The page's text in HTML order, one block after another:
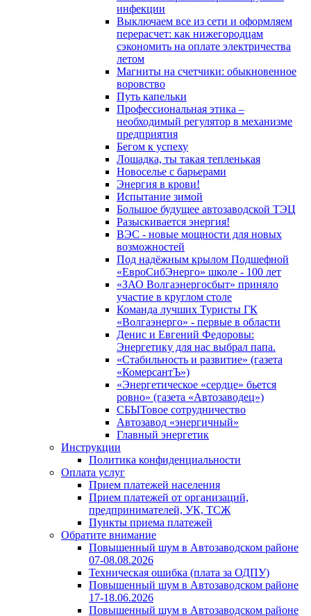
инфекции
Выключаем все из сети и оформляем
перерасчет: как нижегородцам
сэкономить на оплате электричества
летом
Магниты на счетчики: обыкновенное
воровство
Путь капельки
Профессиональная этика –
необходимый регулятор в механизме
предприятия
Бегом к успеху
Лошадка, ты такая тепленькая
Новоселье с барьерами
Энергия в крови!
Испытание зимой
Большое будущее автозаводской ТЭЦ
Разыскивается энергия!
ВЭС - новые мощности для новых
возможностей
Под надёжным крылом Подшефной
«ЕвроСибЭнерго» школе - 100 лет
«ЗАО Волгаэнергосбыт» приняло
участие в круглом столе
Команда лучших Туристы ГК
«Волгаэнерго» - первые в области
Денис и Евгений Федоровы:
Энергетику для нас выбрал папа.
«Стабильность и развитие» (газета
«КомерсантЪ»)
«Энергетическое «сердце» бьется
ровно» (газета «Автозаводец»)
СБЫТовое сотрудничество
Автозавод «энергичный»
Главный энергетик
Инструкции
Политика конфиденциальности
Оплата услуг
Прием платежей населения
Прием платежей от организаций,
предпринимателей, УК, ТСЖ
Пункты приема платежей
Обратите внимание
Повышенный шум в Автозаводском районе
07-08.08.2026
Техническая ошибка (плата за ОДПУ)
Повышенный шум в Автозаводском районе
17-18.06.2026
Повышенный шум в Автозаводском районе